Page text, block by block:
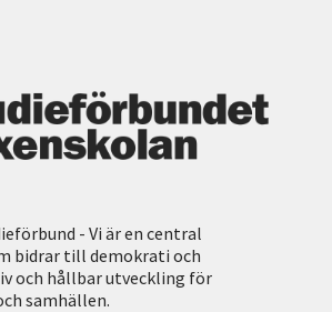
- Vi är en central
bidrar till demokrati och
och hållbar utveckling för
samhällen.